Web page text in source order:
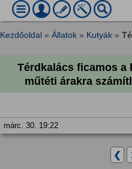
Kezdőoldal » Állatok » Kutyák »
Térdkalács ficamos a
műtéti árakra
márc. 30. 19:22
❮